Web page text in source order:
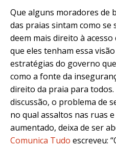
Que alguns moradores de
das praias sintam como se
deem mais direito à acesso
que eles tenham essa
estratégias do governo
como a fonte da
direito da praia para
discussão, o problema de
no qual assaltos nas ruas
aumentado, deixa de ser
Comunica Tudo escreveu: